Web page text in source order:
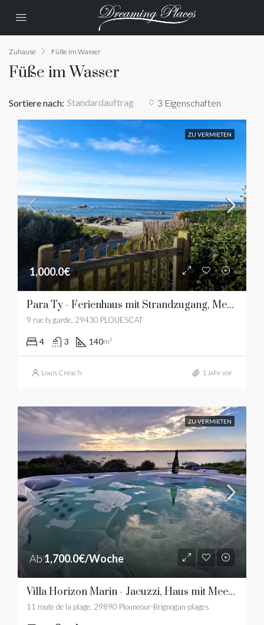
Zuhause Füße im Wasser
Füße im Wasser
3 Eigenschaften
Sortiere nach: Standardauftrag
ZU VERMIETEN
1,000.0€
Para Ty - Ferienhaus mit Strandzugang, Meerblick
9 rue ty garde, 29430 PLOUESCAT
4 3 140m²
Louis Créac’h 1 Jahr vor
ZU VERMIETEN
Ab 1,700.0€/Woche
Villa Horizon Marin - Jacuzzi, Haus mit Meerblick und Sandstrand
11 route de la plage, 29890 Plouneour-Brignogan-plages